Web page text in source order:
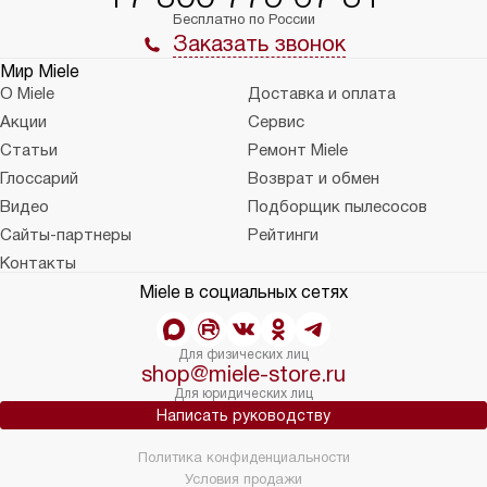
Бесплатно по России
Заказать звонок
Мир Miele
О Miele
Доставка и оплата
Акции
Сервис
Статьи
Ремонт Miele
Глоссарий
Возврат и обмен
Видео
Подборщик пылесосов
Сайты-партнеры
Рейтинги
Контакты
Miele в социальных сетях
Для физических лиц
shop@miele-store.ru
Для юридических лиц
Написать руководству
Политика конфиденциальности
Условия продажи